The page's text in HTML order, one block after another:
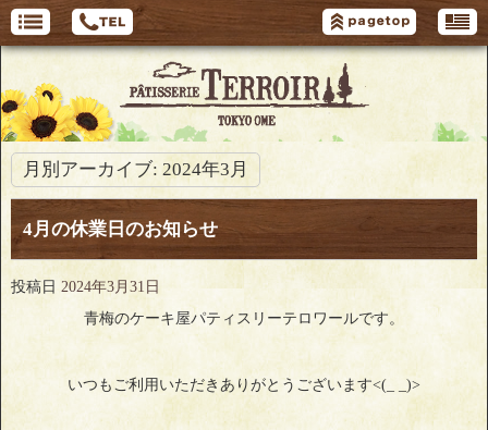
月別アーカイブ: 2024年3月
4月の休業日のお知らせ
投稿日 2024年3月31日
青梅のケーキ屋パティスリーテロワールです。
いつもご利用いただきありがとうございます<(_ _)>